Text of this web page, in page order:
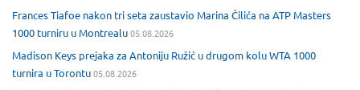
Frances Tiafoe nakon tri seta zaustavio Marina Čilića na ATP Masters
1000 turniru u Montrealu05.08.2026
Madison Keys prejaka za Antoniju Ružić u drugom kolu WTA 1000
turnira u Torontu05.08.2026